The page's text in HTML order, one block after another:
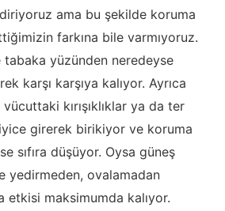
ama bu şekilde koruma
farkına bile varmıyoruz.
yüzünden neredeyse
karşı karşıya kalıyor. Ayrıca
kırışıklıklar ya da ter
girerek birikiyor ve koruma
sıfıra düşüyor. Oysa güneş
yedirmeden, ovalamadan
etkisi maksimumda kalıyor.